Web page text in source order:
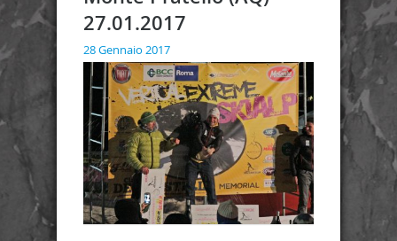
27.01.2017
28 Gennaio 2017